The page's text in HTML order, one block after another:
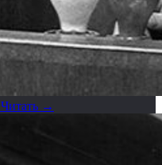
Читать →